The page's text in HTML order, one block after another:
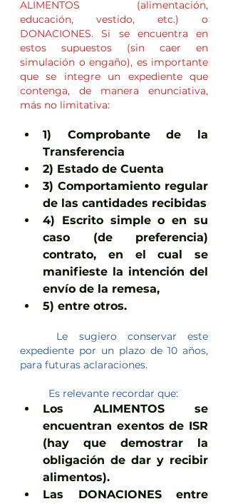
ALIMENTOS (alimentación,
educación, vestido, etc.) o
DONACIONES. Si se encuentra en
estos supuestos (sin caer en
simulación o engaño), es importante
que se integre un expediente que
contenga, de manera enunciativa,
más no limitativa:
1) Comprobante de la
Transferencia
2) Estado de Cuenta
3) Comportamiento regular
4) Escrito simple o en su
caso (de preferencia)
contrato, en el cual se
manifieste la intención del
envío de la remesa,
5) entre otros.
expediente por un plazo de 10 años,
para futuras aclaraciones.
	Es relevante recordar que:
Los ALIMENTOS se
encuentran exentos de ISR
(hay que demostrar la
obligación de dar y recibir
alimentos).
Las DONACIONES entre